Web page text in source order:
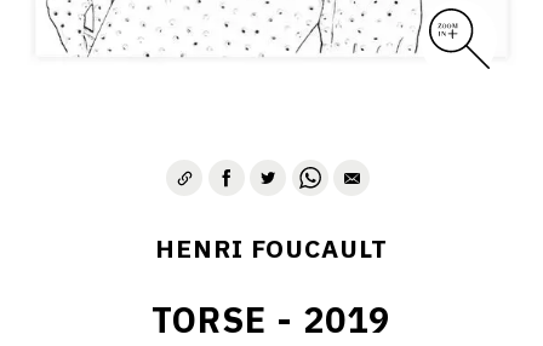
HENRI FOUCAULT
TORSE - 2019